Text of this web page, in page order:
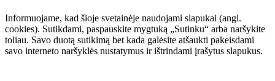
Informuojame, kad šioje svetainėje naudojami slapukai (angl.
cookies). Sutikdami, paspauskite mygtuką „Sutinku“ arba naršykite
toliau. Savo duotą sutikimą bet kada galėsite atšaukti pakeisdami
savo interneto naršyklės nustatymus ir ištrindami įrašytus slapukus.